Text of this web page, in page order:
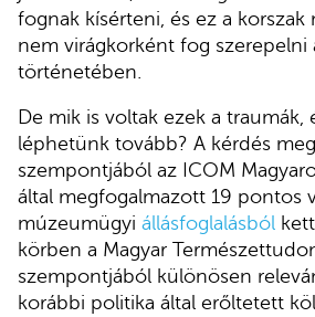
fognak kísérteni, és ez a
nem virágkorként fog szerepelni
történetében.
De mik is voltak ezek a traumák,
léphetünk tovább? A kérdés
szempontjából az ICOM
által megfogalmazott 19 pontos
múzeumügyi állásfoglalásból
körben a Magyar
szempontjából különösen
korábbi politika által erőltetett